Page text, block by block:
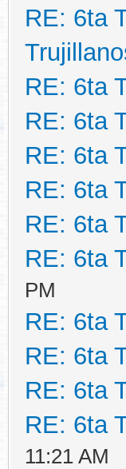
RE: 6ta
RE: 6ta
RE: 6ta
RE: 6ta
RE: 6ta
RE: 6ta
RE: 6ta
PM
RE: 6ta
RE: 6ta
RE: 6ta
RE: 6ta
11:21 AM